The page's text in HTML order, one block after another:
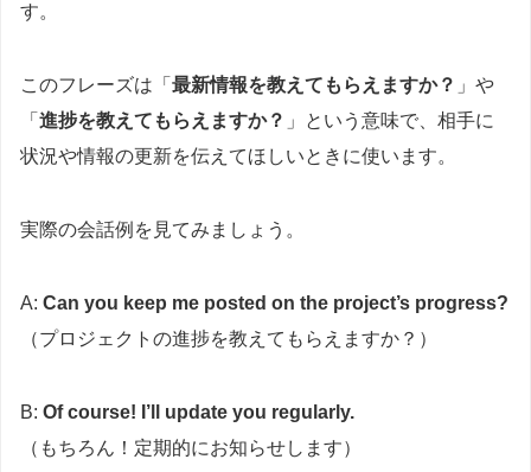
す。
このフレーズは「 最新情報を教えてもらえますか？ 」や
「 進捗を教えてもらえますか？ 」という意味で、相手に
状況や情報の更新を伝えてほしいときに使います。
実際の会話例を見てみましょう。
A: Can you keep me posted on the project’s progress?
（プロジェクトの進捗を教えてもらえますか？）
B: Of course! I’ll update you regularly.
（もちろん！定期的にお知らせします）